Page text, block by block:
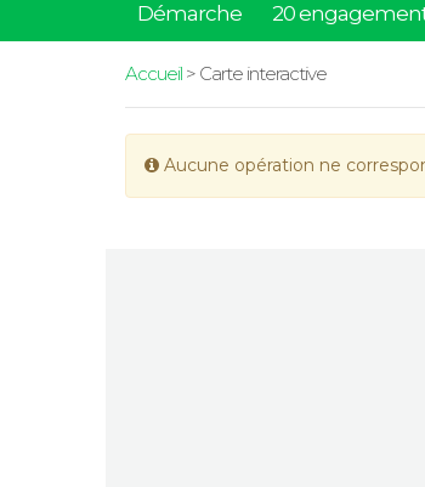
Démarche 20
Accueil> Carte interactive
Aucune opération ne